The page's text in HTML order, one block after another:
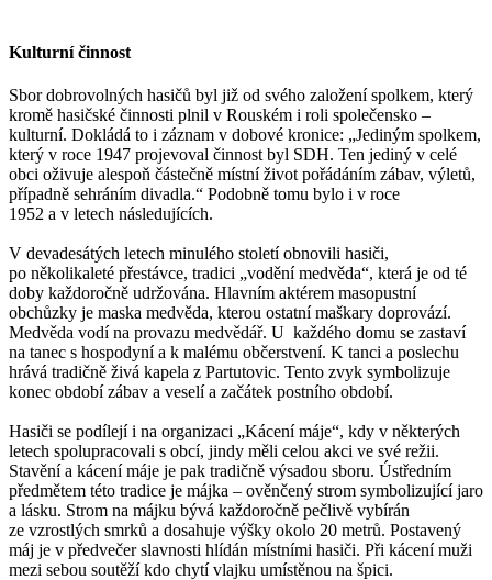
Kulturní činnost
Sbor dobrovolných hasičů byl již od svého založení spolkem, který
kromě hasičské činnosti plnil v Rouském i roli společensko –
kulturní. Dokládá to i záznam v dobové kronice: „Jediným spolkem,
který v roce 1947 projevoval činnost byl SDH. Ten jediný v celé
obci oživuje alespoň částečně místní život pořádáním zábav, výletů,
případně sehráním divadla.“ Podobně tomu bylo i v roce
1952 a v letech následujících.
V devadesátých letech minulého století obnovili hasiči,
po několikaleté přestávce, tradici „vodění medvěda“, která je od té
doby každoročně udržována. Hlavním aktérem masopustní
obchůzky je maska medvěda, kterou ostatní maškary doprovází.
Medvěda vodí na provazu medvědář. U každého domu se zastaví
na tanec s hospodyní a k malému občerstvení. K tanci a poslechu
hrává tradičně živá kapela z Partutovic. Tento zvyk symbolizuje
konec období zábav a veselí a začátek postního období.
Hasiči se podílejí i na organizaci „Kácení máje“, kdy v některých
letech spolupracovali s obcí, jindy měli celou akci ve své režii.
Stavění a kácení máje je pak tradičně výsadou sboru. Ústředním
předmětem této tradice je májka – ověnčený strom symbolizující jaro
a lásku. Strom na májku bývá každoročně pečlivě vybírán
ze vzrostlých smrků a dosahuje výšky okolo 20 metrů. Postavený
máj je v předvečer slavnosti hlídán místními hasiči. Při kácení muži
mezi sebou soutěží kdo chytí vlajku umístěnou na špici.